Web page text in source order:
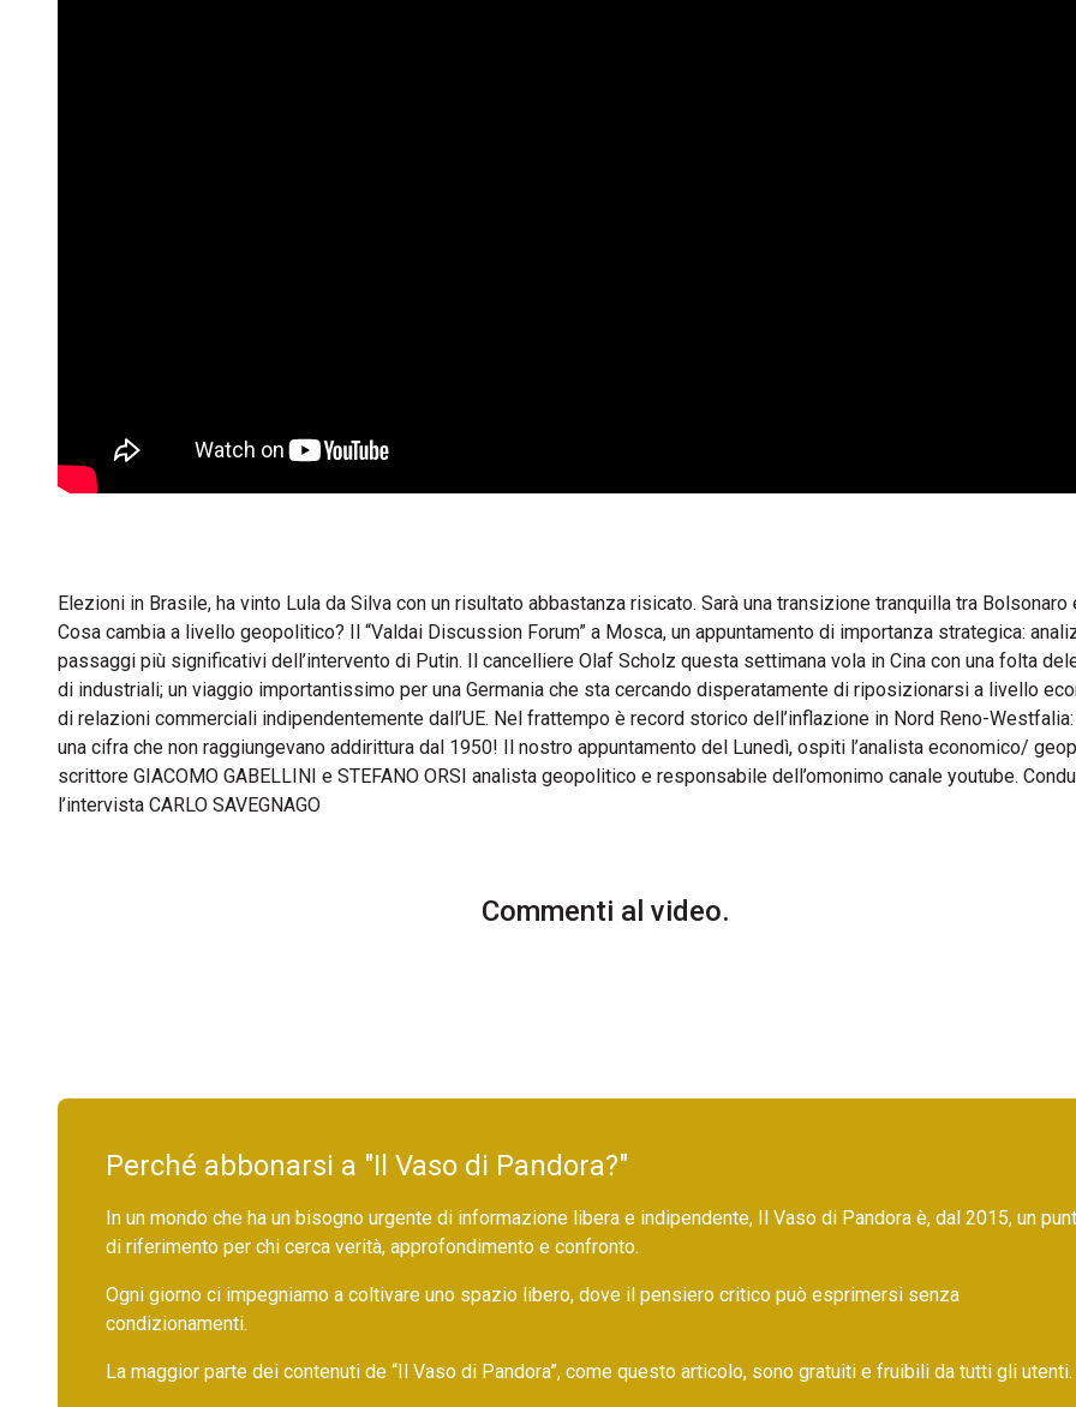
Elezioni in Brasile, ha vinto Lula da Silva con un risultato abbastanza risicato. Sarà una transizione tranquilla tra Bolsonaro
Cosa cambia a livello geopolitico? Il “Valdai Discussion Forum” a Mosca, un appuntamento di importanza strategica:
passaggi più significativi dell’intervento di Putin. Il cancelliere Olaf Scholz questa settimana vola in Cina con una folta
di industriali; un viaggio importantissimo per una Germania che sta cercando disperatamente di riposizionarsi a livello
di relazioni commerciali indipendentemente dall’UE. Nel frattempo è record storico dell’inflazione in Nord Reno-Westfalia:
una cifra che non raggiungevano addirittura dal 1950! Il nostro appuntamento del Lunedì, ospiti l’analista economico/
scrittore GIACOMO GABELLINI e STEFANO ORSI analista geopolitico e responsabile dell’omonimo canale youtube.
l’intervista CARLO SAVEGNAGO
Commenti al video.
Perché abbonarsi a "Il Vaso di Pandora?"
In un mondo che ha un bisogno urgente di informazione libera e indipendente, Il Vaso di Pandora è, dal 2015, un
di riferimento per chi cerca verità, approfondimento e confronto.
Ogni giorno ci impegniamo a coltivare uno spazio libero, dove il pensiero critico può esprimersi senza
condizionamenti.
La maggior parte dei contenuti de “Il Vaso di Pandora”, come questo articolo, sono gratuiti e fruibili da tutti gli utenti.